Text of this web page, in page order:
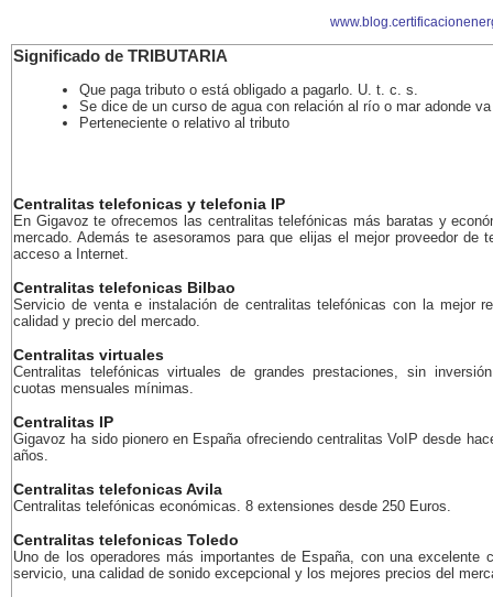
Significado de TRIBUTARIA
Que paga tributo o está obligado a pagarlo. U. t. c. s.
Se dice de un curso de agua con relación al río o mar adonde
Perteneciente o relativo al tributo
Centralitas telefonicas y telefonia IP
En Gigavoz te ofrecemos las centralitas telefónicas más baratas y
mercado. Además te asesoramos para que elijas el mejor proveedor de
acceso a Internet.
Centralitas telefonicas Bilbao
Servicio de venta e instalación de centralitas telefónicas con la mejor
calidad y precio del mercado.
Centralitas virtuales
Centralitas telefónicas virtuales de grandes prestaciones, sin
cuotas mensuales mínimas.
Centralitas IP
Gigavoz ha sido pionero en España ofreciendo centralitas VoIP desde
años.
Centralitas telefonicas Avila
Centralitas telefónicas económicas. 8 extensiones desde 250 Euros.
Centralitas telefonicas Toledo
Uno de los operadores más importantes de España, con una excelente
servicio, una calidad de sonido excepcional y los mejores precios del